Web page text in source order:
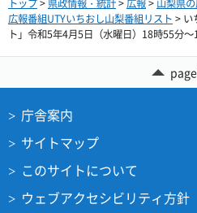
トップ> 県政情報・統計>広報> 山梨県
広報番組UTYいちおし山梨番組リスト > い
ト」令和5年4月5日（水曜日）18時55分～
庁舎案内
サイトマップ
このサイトについて
ウェブアクセシビリティ方針